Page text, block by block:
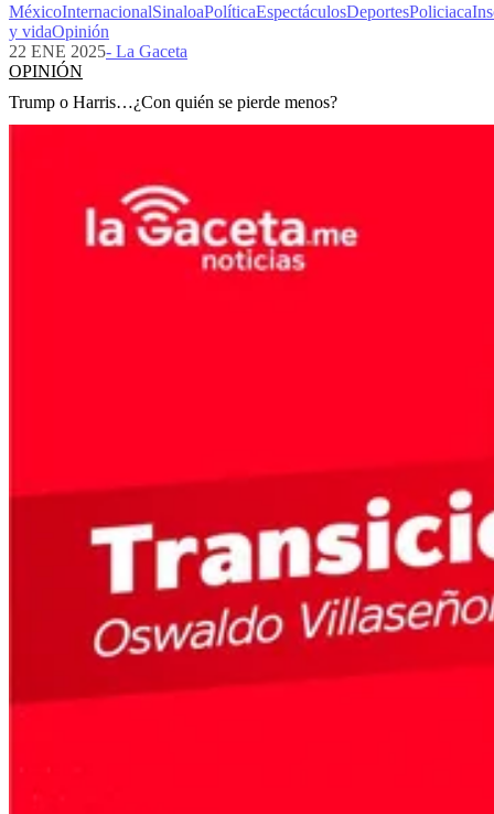
MéxicoInternacionalSinaloaPolíticaEspectáculosDeportesPoliciaca
y vidaOpinión
22 ENE 2025- La Gaceta
OPINIÓN
Trump o Harris…¿Con quién se pierde menos?